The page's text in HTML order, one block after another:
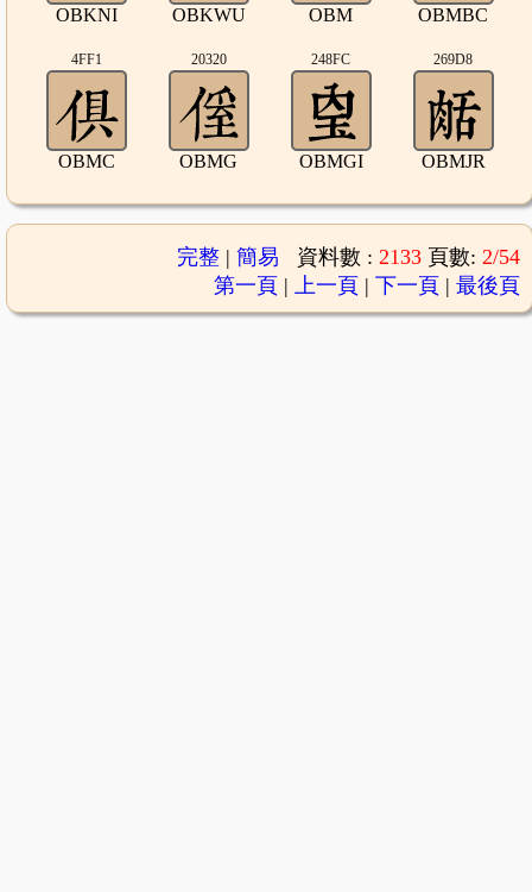
OBKNI OBKWU OBM OBMBC
4FF1
OBMC
20320
OBMG
248FC
OBMGI
269D8
OBMJR
完整| 簡易 資料數 : 2133 頁數: 2/54
第一頁 | 上一頁 | 下一頁 | 最後頁